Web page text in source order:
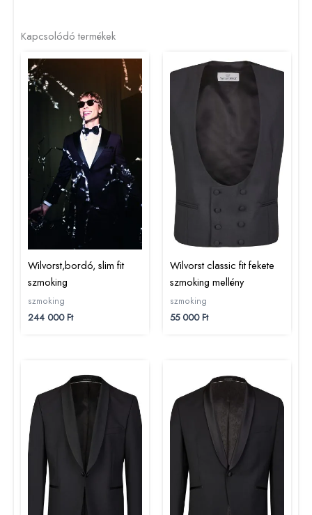
Kapcsolódó termékek
Wilvorst,bordó, slim fit
szmoking
szmoking
244 000Ft
Wilvorst classic fit fekete
szmoking mellény
szmoking
55 000Ft